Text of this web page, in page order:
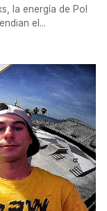
la energía de Pol
el...